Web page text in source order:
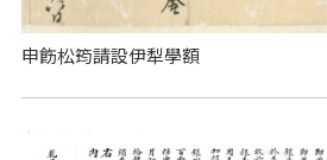
申飭松筠請設伊犁學額